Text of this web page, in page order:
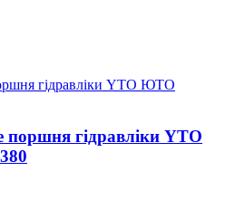
гідравліки YTO